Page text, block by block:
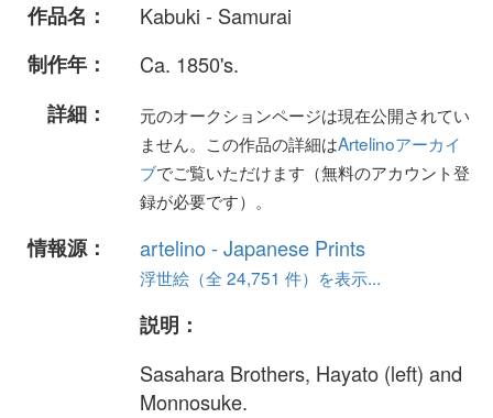
作品名：
Kabuki - Samurai
制作年：
Ca. 1850's.
詳細：
元のオークションページは現在公開されてい
ません。この作品の詳細はArtelinoアーカイ
ブでご覧いただけます（無料のアカウント登
録が必要です）。
情報源： artelino - Japanese Prints
浮世絵（全 24,751 件）を表示...
説明：
Sasahara Brothers, Hayato (left) and
Monnosuke.